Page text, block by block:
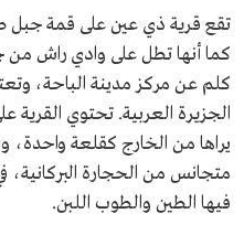
تقع قرية ذي عين على قمة
كلم عن مركز مدينة الباحة،
الجزيرة العربية. تحتوي
يراها من الخارج كقلعة واحدة،
متجانس من الحجارة البركانية،
فيها الطين والطوب اللبن.